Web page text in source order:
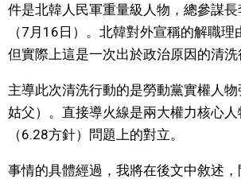
財經
文化
科學技術
件是北韓人民軍重量級人物，總參謀
（7月16日）。北韓對外宣稱的解職理
但實際上這是一次出於政治原因的清洗
主導此次清洗行動的是勞動黨實權人
姑父）。直接導火線是兩大權力核心人
（6.28方針）問題上的對立。
事情的具體經過，我將在後文中敘述